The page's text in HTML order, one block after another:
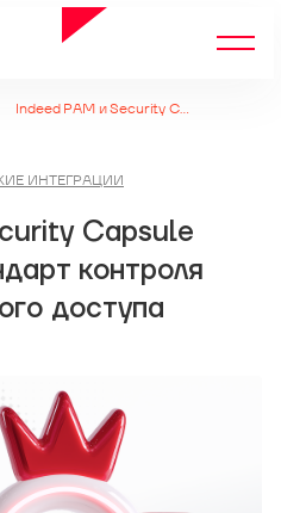
Indeed PAM и Security Capsule SIEM: новый стандарт контроля привилегированного доступа
ИНТЕГРАЦИИ
Capsule
контроля
доступа